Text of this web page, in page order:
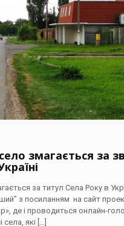
змагається за
за титул Села Року в
з посиланням на сайт
де і проводиться онлайн-
які […]